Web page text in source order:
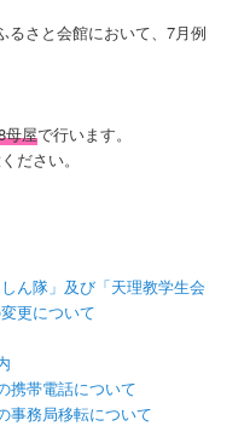
ン
るさと会館において、7月例
母屋で行います。
ださい。
ん隊」及び「天理教学生会
更について
携帯電話について
事務局移転について